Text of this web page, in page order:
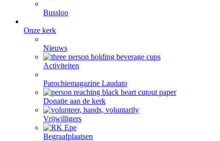
Bussloo
Onze kerk
Nieuws
Activiteiten
Parochiemagazine Laudato
Donatie aan de kerk
Vrijwilligers
Begraafplaatsen